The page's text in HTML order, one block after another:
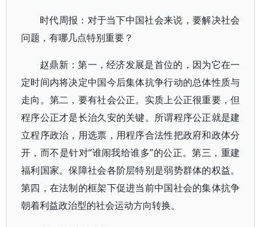
时代周报：对于当下中国社会来说，要解决社会
问题，有哪几点特别重要？
赵鼎新：第一，经济发展是首位的，因为它在一
定时间内将决定中国今后集体抗争行动的总体性质与
走向。第二，要有社会公正。实质上公正很重要，但
程序公正才是长治久安的关键。所谓程序公正就是建
立程序政治，用选票，用程序合法性把政府和政体分
开，而不是针对“谁闹我给谁多”的公正。第三，重建
福利国家。保障社会各阶层特别是弱势群体的权益。
第四，在法制的框架下促进当前中国社会的集体抗争
朝着利益政治型的社会运动方向转换。